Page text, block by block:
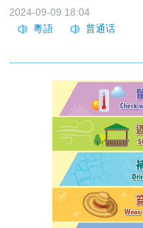
2024-09-09 18:04